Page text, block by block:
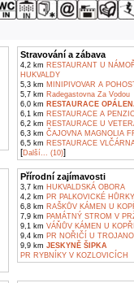
Stravování a zábava
4,2 km RESTAURANT U
HUKVALDY
5,3 km MINIPIVOVAR A
5,7 km Radegastovna Za Vodou
6,0 km RESTAURACE
6,1 km RESTAURACE A
6,2 km RESTAURACE U
6,3 km ČAJOVNA MAGNOLIA
6,5 km RESTAURACE
[Další... (10)]
Přírodní zajímavosti
3,7 km HUKVALDSKÁ OBORA
4,2 km PR PALKOVICKÉ HŮRKY
6,8 km RAŠKŮV KÁMEN U
7,9 km PAMÁTNÝ STROM V
9,1 km VÁŇŮV KÁMEN U
9,4 km PR NOŘIČÍ U
9,9 km JESKYNĚ ŠIPKA
PR RYBNÍKY V KOZLOVICÍCH